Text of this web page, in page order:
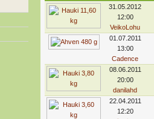
31.05.2012
12:00
VeikoLohu
01.07.2011
13:00
Cadence
08.06.2011
20:00
danilahd
22.04.2011
12:20